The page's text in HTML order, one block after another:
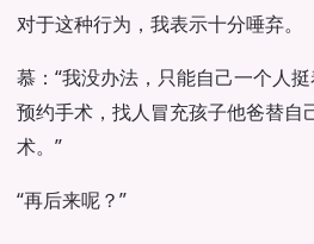
对于这种行为，我表示十分唾弃。
慕：“我没办法，只能自己一个人
预约手术，找人冒充孩子他爸替自
术。”
“再后来呢？”